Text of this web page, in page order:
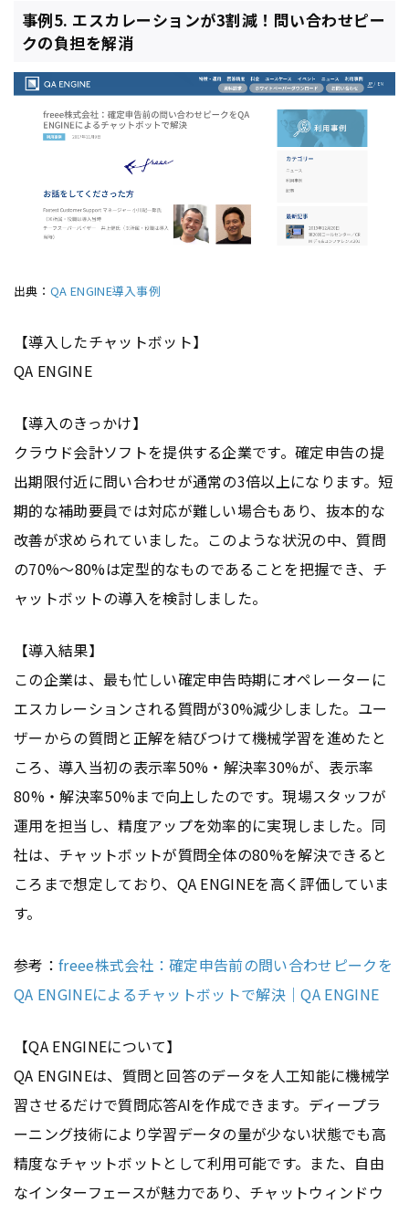
事例5. エスカレーションが3割減！問い合わせピー
クの負担を解消
出典： QA ENGINE導入事例
【導入したチャットボット】
QA ENGINE
【導入のきっかけ】
クラウド会計ソフトを提供する企業です。確定申告の提
出期限付近に問い合わせが通常の3倍以上になります。短
期的な補助要員では対応が難しい場合もあり、抜本的な
改善が求められていました。このような状況の中、質問
の70%～80%は定型的なものであることを把握でき、チ
ャットボットの導入を検討しました。
【導入結果】
この企業は、最も忙しい確定申告時期にオペレーターに
エスカレーションされる質問が30%減少しました。ユー
ザーからの質問と正解を結びつけて機械学習を進めたと
ころ、導入当初の表示率50%・解決率30%が、表示率
80%・解決率50%まで向上したのです。現場スタッフが
運用を担当し、精度アップを効率的に実現しました。同
社は、チャットボットが質問全体の80%を解決できると
ころまで想定しており、QA ENGINEを高く評価していま
す。
参考： freee株式会社：確定申告前の問い合わせピークを
QA ENGINEによるチャットボットで解決｜QA ENGINE
【QA ENGINEについて】
QA ENGINEは、質問と回答のデータを人工知能に機械学
習させるだけで質問応答AIを作成できます。ディープラ
ーニング技術により学習データの量が少ない状態でも高
精度なチャットボットとして利用可能です。また、自由
なインターフェースが魅力であり、チャットウィンドウ